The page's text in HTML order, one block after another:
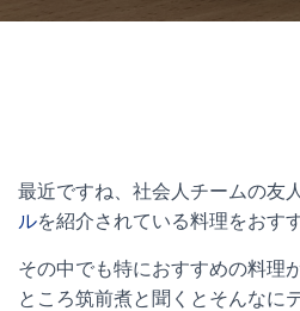
最近ですね、社会人チームの友
ルを紹介されている料理をおす
その中でも特におすすめの料理
ところ筑前煮と聞くとそんなに